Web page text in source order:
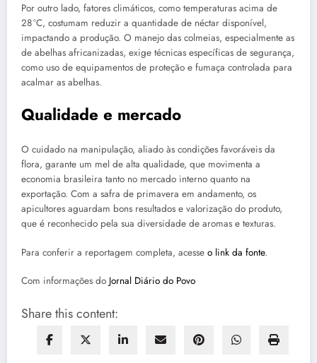
Por outro lado, fatores climáticos, como temperaturas acima de
28 °C, costumam reduzir a quantidade de néctar disponível,
impactando a produção. O manejo das colmeias, especialmente as
de abelhas africanizadas, exige técnicas específicas de segurança,
como uso de equipamentos de proteção e fumaça controlada para
acalmar as abelhas.
Qualidade e mercado
O cuidado na manipulação, aliado às condições favoráveis da
flora, garante um mel de alta qualidade, que movimenta a
economia brasileira tanto no mercado interno quanto na
exportação. Com a safra de primavera em andamento, os
apicultores aguardam bons resultados e valorização do produto,
que é reconhecido pela sua diversidade de aromas e texturas.
Para conferir a reportagem completa, acesse o link da fonte.
Com informações do Jornal Diário do Povo
Share this content: